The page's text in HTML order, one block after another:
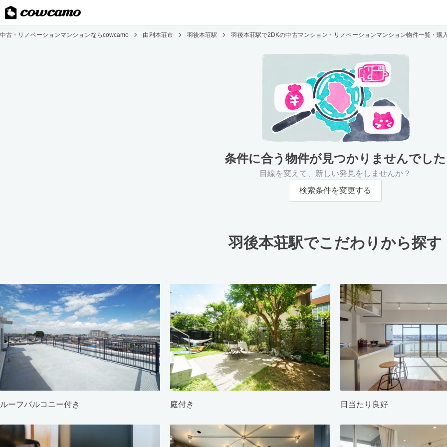
中古・リノベーションマンションならcowcamo 由利本荘市 羽後本荘駅 羽後本荘駅で2DKの中古マンション・リノベーションマンション物件一覧・購
条件に合う物件が見つかりませんでした
目線を変えて、新しい発見をしませんか？
検索条件を変更する
羽後本荘駅でこだわりから探す
ルーフバルコニー付き 庭付き 日当たり良好